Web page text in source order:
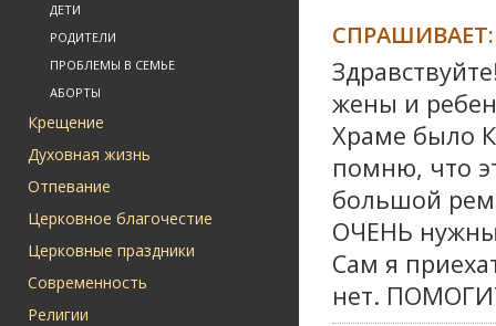
ДЕТИ
РОДИТЕЛИ
ПРОБЛЕМЫ В СЕМЬЕ
АБОРТЫ
Крещение
Духовная жизнь
Отпевание
Церковное благочестие
Церковные праздники
Современность
Религии
СПРАШИВАЕТ:
жены и
Храме было
помню, что
большой
ОЧЕНЬ нужны
Сам я
нет.